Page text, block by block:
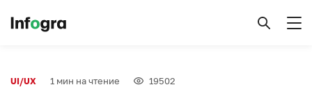
UI/UX 1 мин на чтение 19502